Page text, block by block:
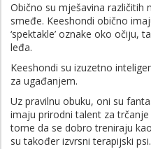
Obično su mješavina različitih
smeđe. Keeshondi obično
‘spektakle’ oznake oko očiju,
leđa.
Keeshondi su izuzetno
za ugađanjem.
Uz pravilnu obuku, oni su
imaju prirodni talent za
tome da se dobro treniraju
su također izvrsni terapijski psi.